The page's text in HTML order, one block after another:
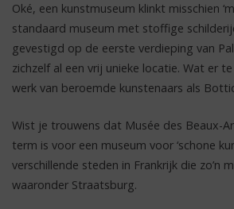
Oké, een kunstmuseum klinkt misschien
standaard museum met stoffige
gevestigd op de eerste verdieping van
zichzelf al een vrij unieke locatie. Wat er
werk van beroemde kunstenaars als
Wist je trouwens dat Musée des Beaux-
term is voor een museum voor ‘schone
verschillende steden in Frankrijk die zo’n
waaronder Straatsburg.